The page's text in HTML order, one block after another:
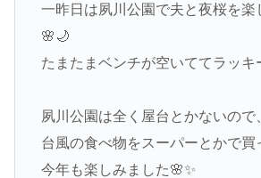
一昨日は夙川公園で夫と夜桜を楽
🌸🌙
たまたまベンチが空いててラッキ
夙川公園は全く屋台とかないので
台風の食べ物をスーパーとかで買
今年も楽しみました🌸✨